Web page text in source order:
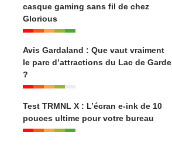
casque gaming sans fil de chez
Glorious
Avis Gardaland : Que vaut vraiment
le parc d’attractions du Lac de Garde
?
Test TRMNL X : L’écran e-ink de 10
pouces ultime pour votre bureau